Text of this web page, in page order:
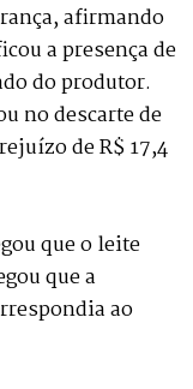
afirmando
a presença de
do produtor.
no descarte de
de R$ 17,4
que o leite
que a
ao